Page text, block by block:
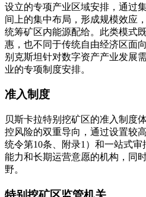
设立的专项产业区域安排，通过
间上的集中布局，形成规模效应
统筹矿区内能源配给。此类模式
惠，也不同于传统自由经济区面
别克斯坦针对数字资产产业发展
业的专项制度安排。
准入制度
贝斯卡拉特别挖矿区的准入制度
控风险的双重导向，通过设置较
统令第10条、附录1）和一站式
能力和长期运营意愿的机构，同
野。